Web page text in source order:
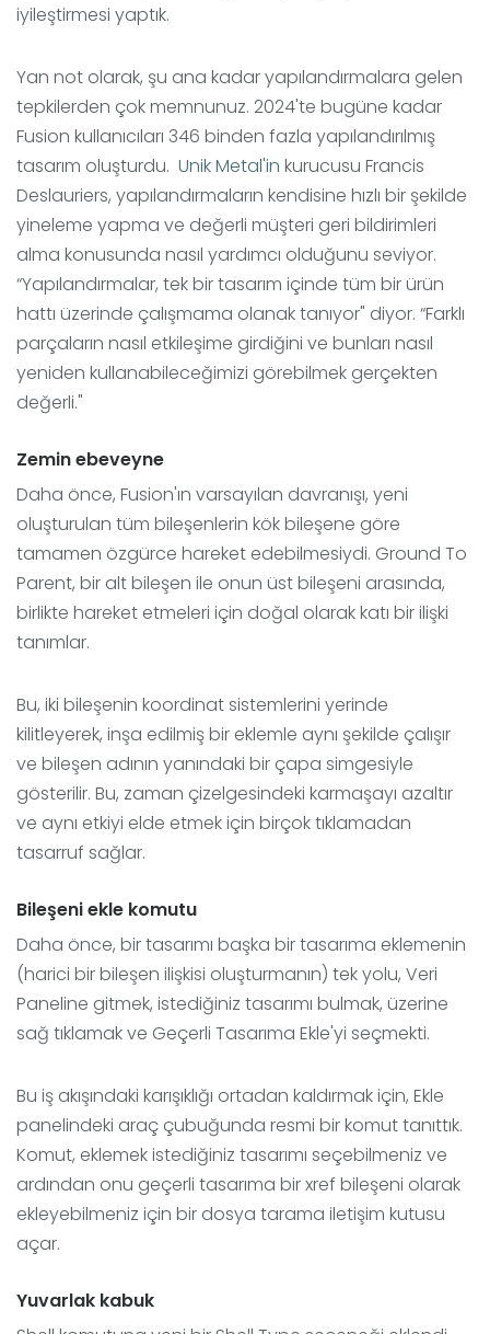
iyileştirmesi yaptık.
Yan not olarak, şu ana kadar yapılandırmalara gelen
tepkilerden çok memnunuz. 2024'te bugüne kadar
Fusion kullanıcıları 346 binden fazla yapılandırılmış
tasarım oluşturdu. Unik Metal'in kurucusu Francis
Deslauriers, yapılandırmaların kendisine hızlı bir şekilde
yineleme yapma ve değerli müşteri geri bildirimleri
alma konusunda nasıl yardımcı olduğunu seviyor.
“Yapılandırmalar, tek bir tasarım içinde tüm bir ürün
hattı üzerinde çalışmama olanak tanıyor" diyor. “Farklı
parçaların nasıl etkileşime girdiğini ve bunları nasıl
yeniden kullanabileceğimizi görebilmek gerçekten
değerli."
Zemin ebeveyne
Daha önce, Fusion'ın varsayılan davranışı, yeni
oluşturulan tüm bileşenlerin kök bileşene göre
tamamen özgürce hareket edebilmesiydi. Ground To
Parent, bir alt bileşen ile onun üst bileşeni arasında,
birlikte hareket etmeleri için doğal olarak katı bir ilişki
tanımlar.
Bu, iki bileşenin koordinat sistemlerini yerinde
kilitleyerek, inşa edilmiş bir eklemle aynı şekilde çalışır
ve bileşen adının yanındaki bir çapa simgesiyle
gösterilir. Bu, zaman çizelgesindeki karmaşayı azaltır
ve aynı etkiyi elde etmek için birçok tıklamadan
tasarruf sağlar.
Bileşeni ekle komutu
Daha önce, bir tasarımı başka bir tasarıma eklemenin
(harici bir bileşen ilişkisi oluşturmanın) tek yolu, Veri
Paneline gitmek, istediğiniz tasarımı bulmak, üzerine
sağ tıklamak ve Geçerli Tasarıma Ekle'yi seçmekti.
Bu iş akışındaki karışıklığı ortadan kaldırmak için, Ekle
panelindeki araç çubuğunda resmi bir komut tanıttık.
Komut, eklemek istediğiniz tasarımı seçebilmeniz ve
ardından onu geçerli tasarıma bir xref bileşeni olarak
ekleyebilmeniz için bir dosya tarama iletişim kutusu
açar.
Yuvarlak kabuk